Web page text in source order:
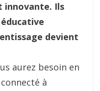
innovante. Ils
devient
aurez besoin en
à